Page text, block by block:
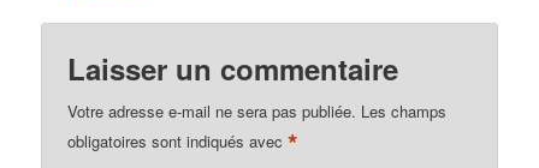
Laisser un commentaire
Votre adresse e-mail ne sera pas publiée. Les champs
obligatoires sont indiqués avec*